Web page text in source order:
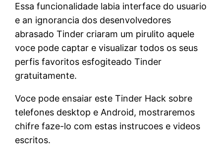
Essa funcionalidade labia interface do usuario
e an ignorancia dos desenvolvedores
abrasado Tinder criaram um pirulito aquele
voce pode captar e visualizar todos os seus
perfis favoritos esfogiteado Tinder
gratuitamente.
Voce pode ensaiar este Tinder Hack sobre
telefones desktop e Android, mostraremos
chifre faze-lo com estas instrucoes e videos
escritos.